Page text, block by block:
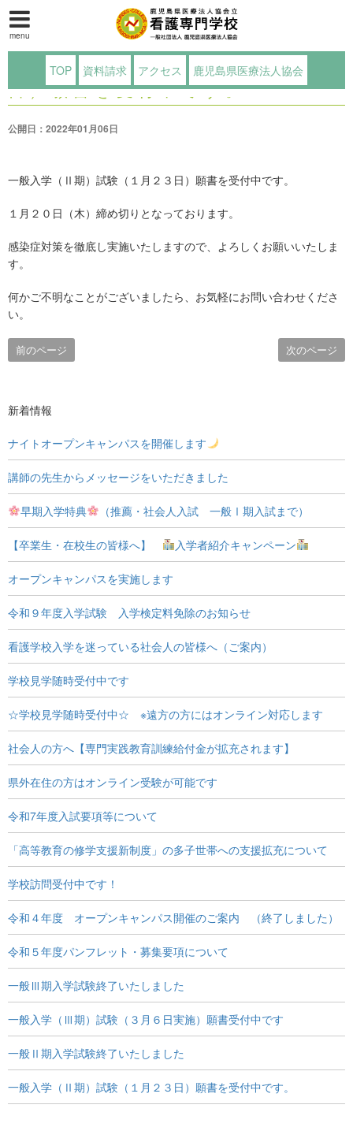
menu
TOP 資料請求 アクセス 鹿児島県医療法人協会
一般入学（Ⅱ期）試験（１月２３
日）願書を受付中です。
公開日：2022年01月06日
一般入学（Ⅱ期）試験（１月２３日）願書を受付中です。
１月２０日（木）締め切りとなっております。
感染症対策を徹底し実施いたしますので、よろしくお願いいたしま
す。
何かご不明なことがございましたら、お気軽にお問い合わせくださ
い。
前のページ 次のページ
新着情報
ナイトオープンキャンパスを開催します
講師の先生からメッセージをいただきました
早期入学特典 （推薦・社会人入試 一般Ⅰ期入試まで）
【卒業生・在校生の皆様へ】 入学者紹介キャンペーン
オープンキャンパスを実施します
令和９年度入学試験 入学検定料免除のお知らせ
看護学校入学を迷っている社会人の皆様へ（ご案内）
学校見学随時受付中です
☆学校見学随時受付中☆ ※遠方の方にはオンライン対応します
社会人の方へ【専門実践教育訓練給付金が拡充されます】
県外在住の方はオンライン受験が可能です
令和7年度入試要項等について
「高等教育の修学支援新制度」の多子世帯への支援拡充について
学校訪問受付中です！
令和４年度 オープンキャンパス開催のご案内 （終了しました）
令和５年度パンフレット・募集要項について
一般Ⅲ期入学試験終了いたしました
一般入学（Ⅲ期）試験（３月６日実施）願書受付中です
一般Ⅱ期入学試験終了いたしました
一般入学（Ⅱ期）試験（１月２３日）願書を受付中です。